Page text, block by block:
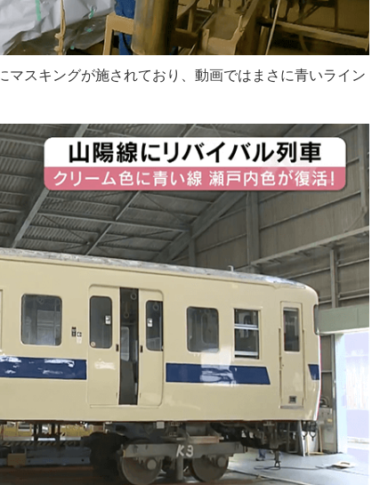
スキングが施されており、動画ではまさに青いライン